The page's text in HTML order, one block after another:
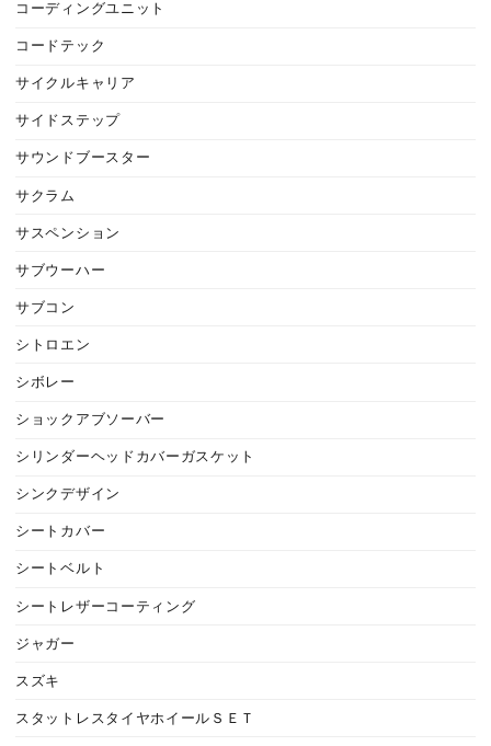
コーディングユニット
コードテック
サイクルキャリア
サイドステップ
サウンドブースター
サクラム
サスペンション
サブウーハー
サブコン
シトロエン
シボレー
ショックアブソーバー
シリンダーヘッドカバーガスケット
シンクデザイン
シートカバー
シートベルト
シートレザーコーティング
ジャガー
スズキ
スタットレスタイヤホイールＳＥＴ